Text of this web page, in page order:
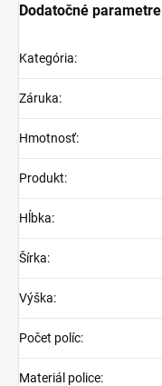
Dodatočné parametre
Kategória:
Záruka:
Hmotnosť:
Produkt:
Hĺbka:
Šírka:
Výška:
Počet políc:
Materiál police: